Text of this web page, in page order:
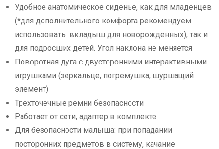
Удобное анатомическое сиденье, как для младенцев
(*для дополнительного комфорта рекомендуем
использовать вкладыш для новорожденных), так и
для подросших детей. Угол наклона не меняется
Поворотная дуга с двусторонними интерактивными
игрушками (зеркальце, погремушка, шуршащий
элемент)
Трехточечные ремни безопасности
Работает от сети, адаптер в комплекте
Для безопасности малыша: при попадании
посторонних предметов в систему, качание